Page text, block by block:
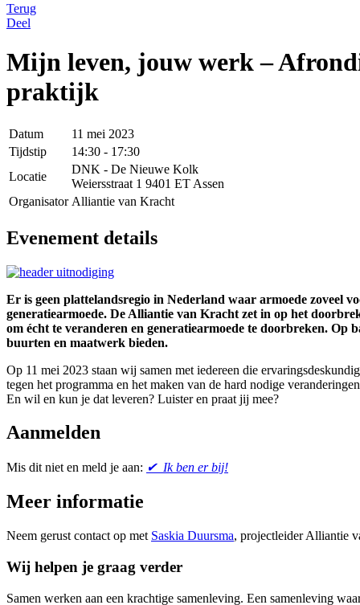
Terug
Deel
Mijn leven, jouw werk –
praktijk
Datum
11 mei 2023
Tijdstip
14:30 - 17:30
Locatie
DNK - De Nieuwe Kolk
Weiersstraat 1 9401 ET Assen
Organisator Alliantie van Kracht
Evenement details
Er is geen plattelandsregio in Nederland waar armoede zoveel
generatiearmoede. De Alliantie van Kracht zet in op het
om écht te veranderen en generatiearmoede te doorbreken.
buurten en maatwerk bieden.
Op 11 mei 2023 staan wij samen met iedereen die
tegen het programma en het maken van de hard nodige
En wil en kun je dat leveren? Luister en praat jij mee?
Aanmelden
Mis dit niet en meld je aan: ✔ Ik ben er bij!
Meer informatie
Neem gerust contact op met Saskia Duursma, projectleider Alliantie
Wij helpen je graag verder
Samen werken aan een krachtige samenleving. Een samenleving